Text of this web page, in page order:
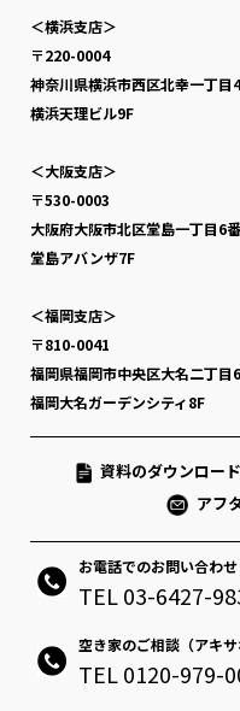
＜横浜支店＞
〒220-0004
神奈川県横浜市西区北幸一丁目
横浜天理ビル9F
＜大阪支店＞
〒530-0003
大阪府大阪市北区堂島一丁目6
堂島アバンザ7F
＜福岡支店＞
〒810-0041
福岡県福岡市中央区大名二丁目
福岡大名ガーデンシティ8F
資料のダウンロード
アフ
お電話でのお問い合わせ
TEL 03-6427-
空き家のご相談（アキサ
TEL 0120-979-